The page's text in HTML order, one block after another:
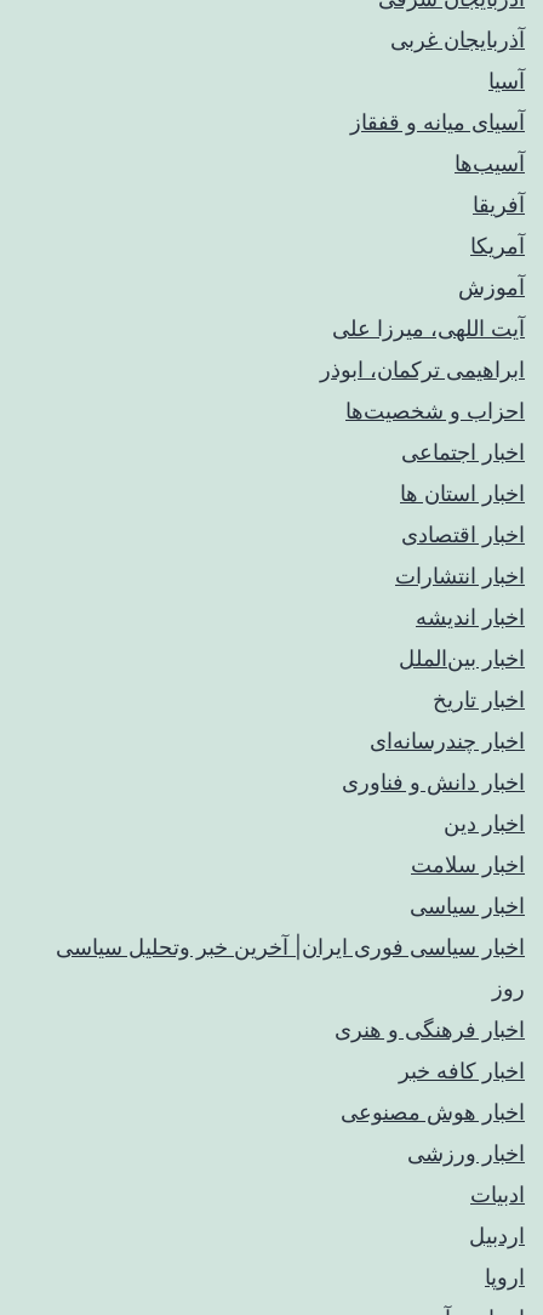
آذربایجان غربی
آسیا
آسیای میانه و قفقاز
آسیب‌ها
آفریقا
آمریکا
آموزش
آیت اللهی، میرزا علی
ابراهیمی ترکمان، ابوذر
احزاب و شخصیت‌ها
اخبار اجتماعی
اخبار استان ها
اخبار اقتصادی
اخبار انتشارات
اخبار اندیشه
اخبار بین‌الملل
اخبار تاریخ
اخبار چندرسانه‌ای
اخبار دانش و فناوری
اخبار دین
اخبار سلامت
اخبار سیاسی
اخبار سیاسی فوری ایران| آخرین خبر وتحلیل سیاسی
روز
اخبار فرهنگی و هنری
اخبار کافه خبر
اخبار هوش مصنوعی
اخبار ورزشی
ادبیات
اردبیل
اروپا